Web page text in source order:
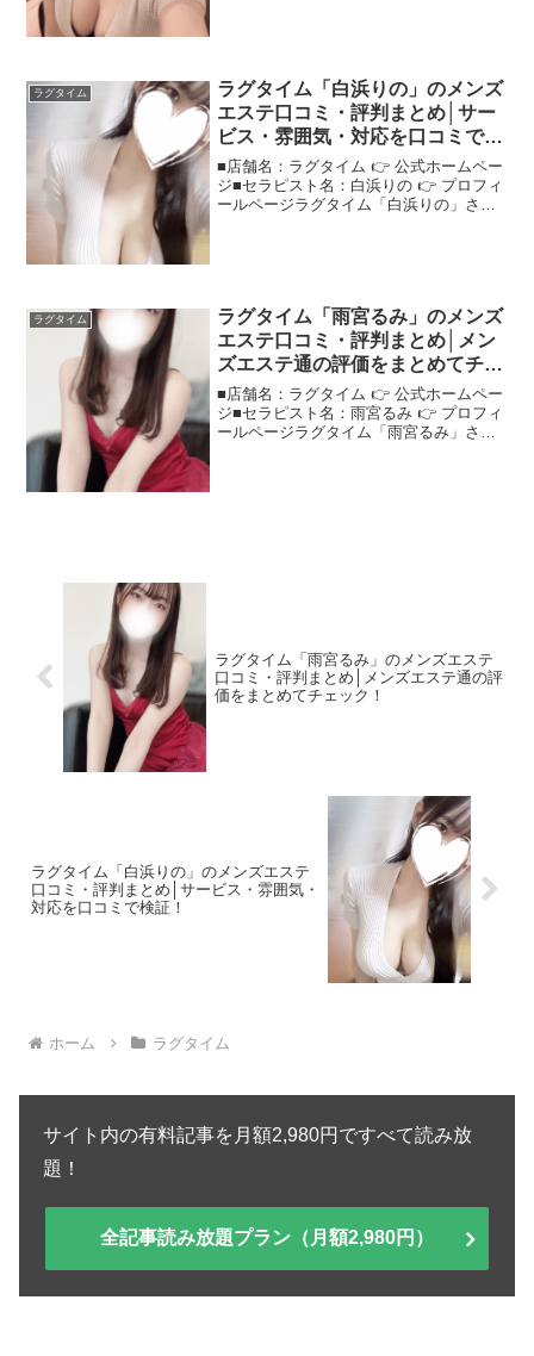
ラグタイム
ラグタイム「白浜りの」のメンズ
エステ口コミ・評判まとめ│サー
ビス・雰囲気・対応を口コミで検
証！
■店舗名：ラグタイム 👉 公式ホームペー
ジ■セラピスト名：白浜りの 👉 プロフィ
ールページラグタイム「白浜りの」さん
ラグタイム
ラグタイム「雨宮るみ」のメンズ
エステ口コミ・評判まとめ│メン
ズエステ通の評価をまとめてチェ
ック！
■店舗名：ラグタイム 👉 公式ホームペー
ジ■セラピスト名：雨宮るみ 👉 プロフィ
ールページラグタイム「雨宮るみ」さん
ラグタイム「雨宮るみ」のメンズエステ
口コミ・評判まとめ│メンズエステ通の評
価をまとめてチェック！
ラグタイム「白浜りの」のメンズエステ
口コミ・評判まとめ│サービス・雰囲気・
対応を口コミで検証！
ホーム ラグタイム
サイト内の有料記事を月額2,980円ですべて読み放
題！
全記事読み放題プラン（月額2,980円）